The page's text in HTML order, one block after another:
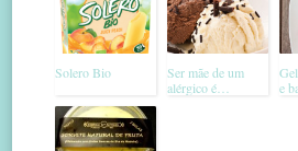
Solero Bio
Ser mãe de um
alérgico é…
e